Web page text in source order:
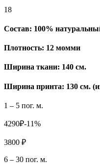
18
Состав: 100%
Плотность: 12 момми
Ширина ткани: 140 см.
Ширина принта: 130 см.
1 – 5 пог. м.
4290₽-11%
3800 ₽
6 – 30 пог. м.